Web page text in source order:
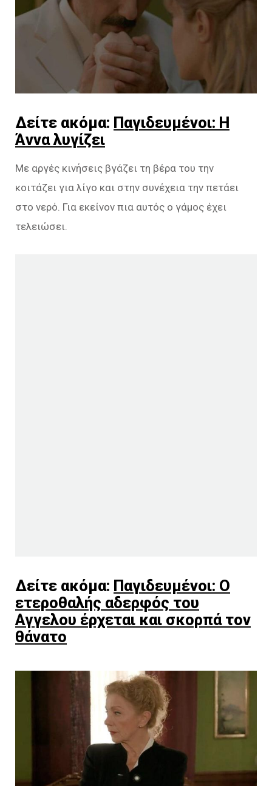
Δείτε ακόμα: Παγιδευμένοι: Η
Άννα λυγίζει
Με αργές κινήσεις βγάζει τη βέρα του την
κοιτάζει για λίγο και στην συνέχεια την πετάει
στο νερό. Για εκείνον πια αυτός ο γάμος έχει
τελειώσει.
Δείτε ακόμα: Παγιδευμένοι: Ο
ετεροθαλής αδερφός του
Αγγελου έρχεται και σκορπά τον
θάνατο